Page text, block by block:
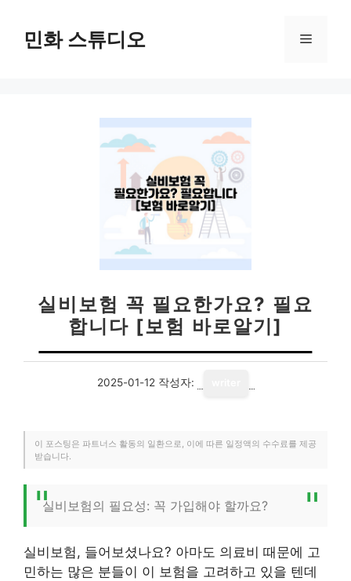
민화 스튜디오 메
실비보험 꼭 필요한가요? 필요
합니다 [보험 바로알기]
2025-01-12 작성자:
이 포스팅은 파트너스 활동의 일환으로, 이에 따른 일정액의 수수료를 제공
받습니다.
실비보험의 필요성: 꼭 가입해야 할까요?
실비보험, 들어보셨나요? 아마도 의료비 때문에 고
민하는 많은 분들이 이 보험을 고려하고 있을 텐데